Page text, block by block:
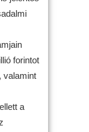
forintot
valamint
a